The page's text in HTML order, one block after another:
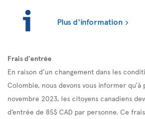
Plus d'information
Frais d'entrée
En raison d’un changement dans les
Colombie, nous devons vous informer
novembre 2023, les citoyens canadiens
d’entrée de 85$ CAD par personne. Ce